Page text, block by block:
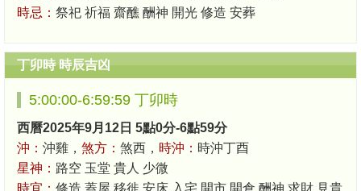
時忌： 祭祀 祈福 齋醮 酬神 開光 修造 安葬
丁卯時 時辰吉凶
5:00:00-6:59:59 丁卯時
西曆2025年9月12日 5點0分-6點59分
沖： 沖雞， 煞方： 煞西， 時沖： 時沖丁酉
星神： 路空 玉堂 貴人 少微
時宜： 修造 蓋屋 移徙 安床 入宅 開市 開倉 酬神 求財 見貴